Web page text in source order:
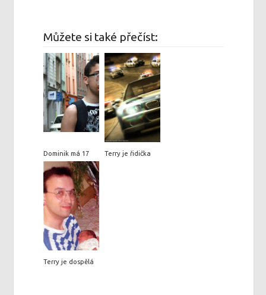
Můžete si také přečíst:
Dominik má 17 Terry je řidička
Terry je dospělá